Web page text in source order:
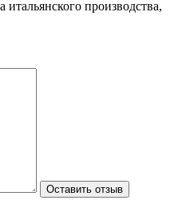
производства,